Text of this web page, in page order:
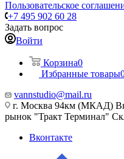
Пользовательское
+7 495 902 60 28
Задать вопрос
Войти
Корзина0
Избранные товары
vannstudio@mail.ru
г. Москва 94км (МКАД)
рынок "Тракт Терминал"
Вконтакте